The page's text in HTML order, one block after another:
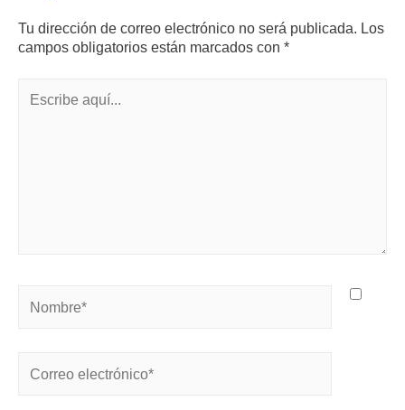
Tu dirección de correo electrónico no será publicada. Los
campos obligatorios están marcados con *